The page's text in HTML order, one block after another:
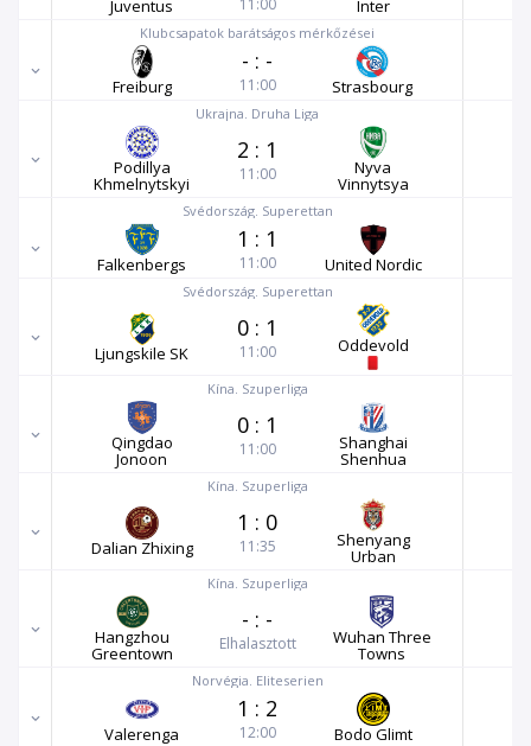
Juventus Inter
Klubcsapatok barátságos mérkőzései
Freiburg
- : -
11:00 Strasbourg
Ukrajna. Druha Liga
Podillya
Khmelnytskyi
2 : 1
11:00 Nyva
Vinnytsya
Svédország. Superettan
Falkenbergs
1 : 1
11:00 United Nordic
Svédország. Superettan
Ljungskile SK
0 : 1
11:00 Oddevold
Kína. Szuperliga
Qingdao
Jonoon
0 : 1
11:00 Shanghai
Shenhua
Kína. Szuperliga
Dalian Zhixing
1 : 0
11:35 Shenyang
Urban
Kína. Szuperliga
Hangzhou
Greentown
- : -
Elhalasztott Wuhan Three
Towns
Norvégia. Eliteserien
Valerenga
1 : 2
12:00 Bodo Glimt